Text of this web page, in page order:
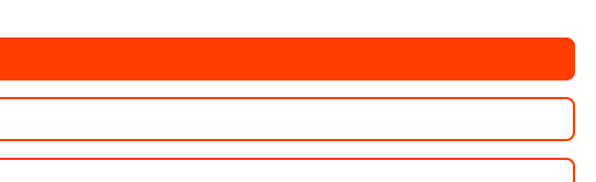
které můžete sledovat v Lepší.TV.